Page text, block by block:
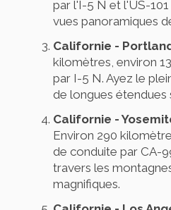
par l'I-5 N et l'US-
vues panoramiques
Californie -
kilomètres, environ
par I-5 N. Ayez le
de longues étendues
Californie -
Environ 290
de conduite par CA-
travers les
magnifiques.